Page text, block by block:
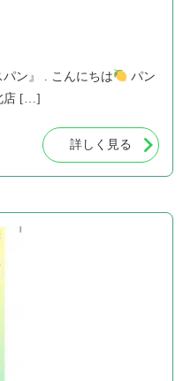
ン』 . こんにちは
パン
店 […]
詳しく見る